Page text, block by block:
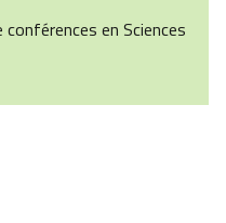
en Sciences